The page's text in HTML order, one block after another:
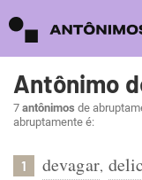
Antônimo
7 antônimos de
abruptamente é:
1 devagar,